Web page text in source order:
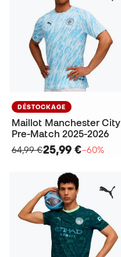
DÉSTOCKAGE
Maillot Manchester City
Pre-Match 2025-2026
64,99 €25,99 €−60%